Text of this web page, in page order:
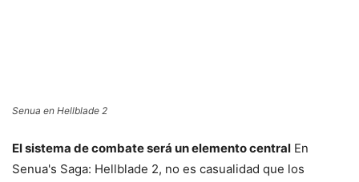
Senua en Hellblade 2
El sistema de combate será un elemento central En
Senua's Saga: Hellblade 2, no es casualidad que los